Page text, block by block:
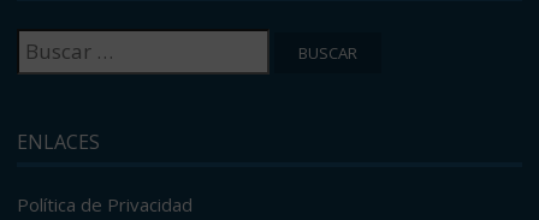
Buscar:
ENLACES
Política de Privacidad